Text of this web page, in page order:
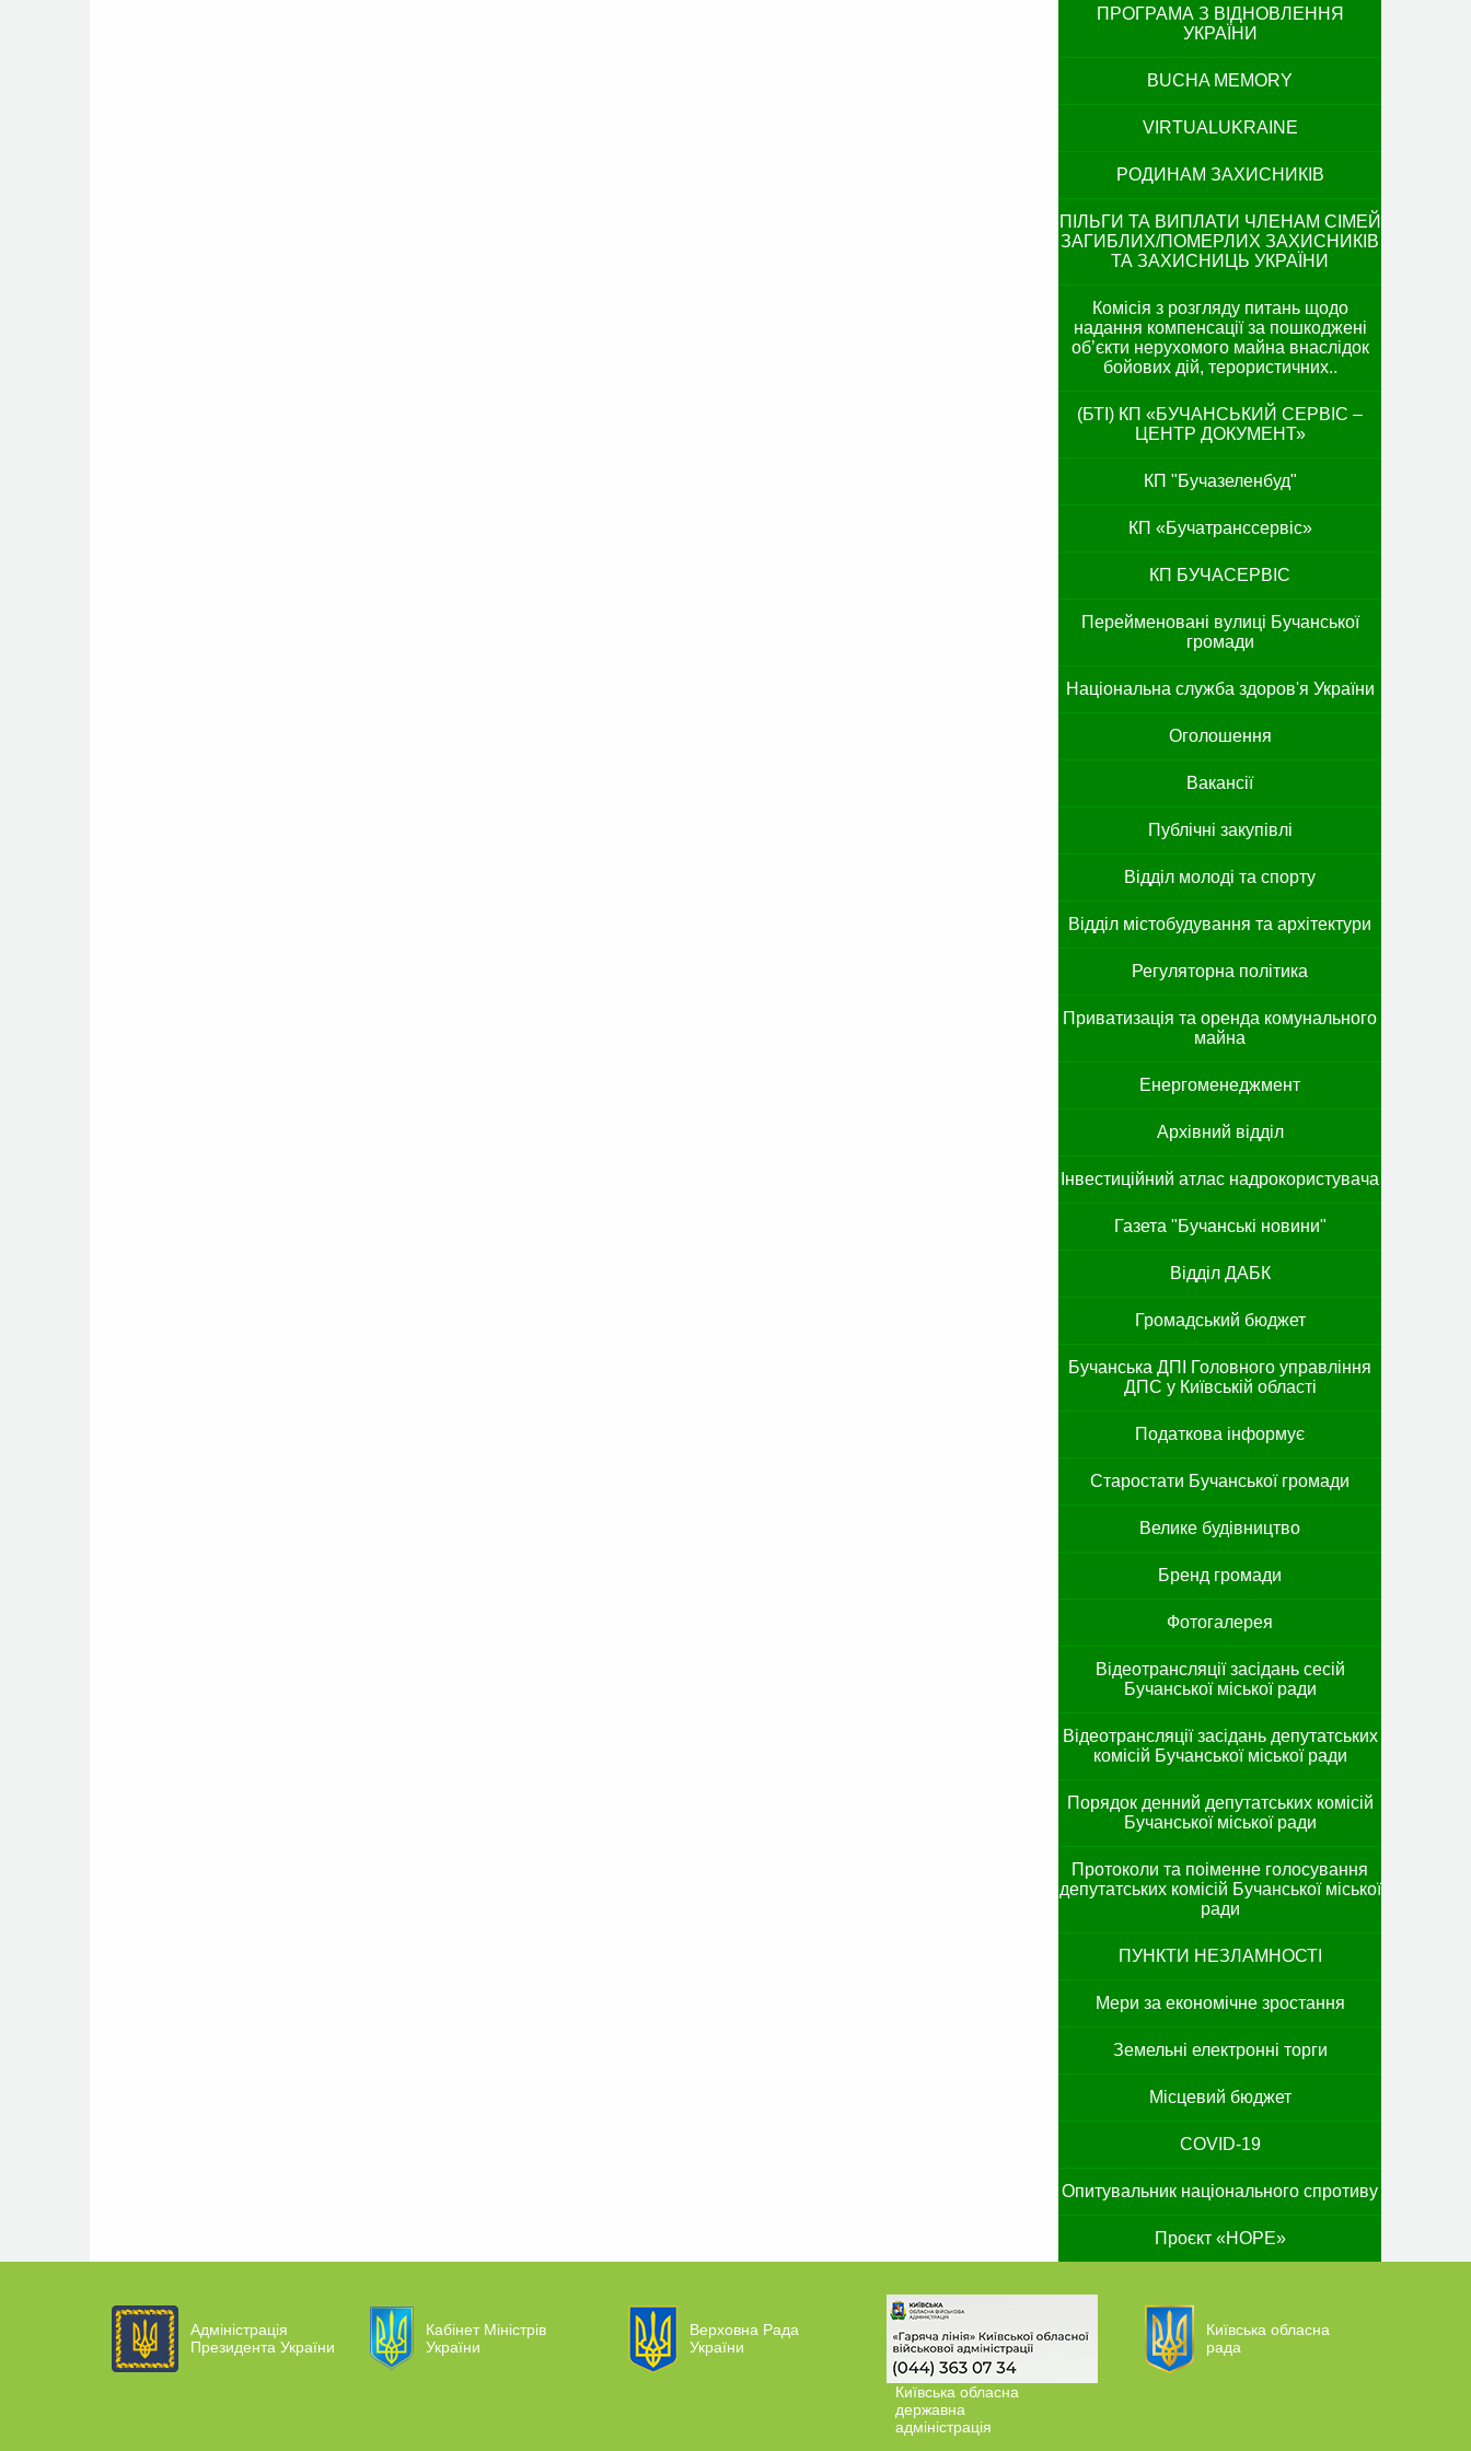
ПРОГРАМА З ВІДНОВЛЕННЯ
УКРАЇНИ
BUCHA MEMORY
VIRTUALUKRAINE
РОДИНАМ ЗАХИСНИКІВ
ПІЛЬГИ ТА ВИПЛАТИ ЧЛЕНАМ СІМЕЙ
ЗАГИБЛИХ/ПОМЕРЛИХ ЗАХИСНИКІВ
ТА ЗАХИСНИЦЬ УКРАЇНИ
Комісія з розгляду питань щодо
надання компенсації за пошкоджені
об’єкти нерухомого майна внаслідок
бойових дій, терористичних..
(БТІ) КП «БУЧАНСЬКИЙ СЕРВІС –
ЦЕНТР ДОКУМЕНТ»
КП "Бучазеленбуд"
КП «Бучатранссервіс»
КП БУЧАСЕРВІС
Перейменовані вулиці Бучанської
громади
Національна служба здоров'я України
Оголошення
Вакансії
Публічні закупівлі
Відділ молоді та спорту
Відділ містобудування та архітектури
Регуляторна політика
Приватизація та оренда комунального
майна
Енергоменеджмент
Архівний відділ
Інвестиційний атлас надрокористувача
Газета "Бучанські новини"
Відділ ДАБК
Громадський бюджет
Бучанська ДПІ Головного управління
ДПС у Київській області
Податкова інформує
Старостати Бучанської громади
Велике будівництво
Бренд громади
Фотогалерея
Відеотрансляції засідань сесій
Бучанської міської ради
Відеотрансляції засідань депутатських
комісій Бучанської міської ради
Порядок денний депутатських комісій
Бучанської міської ради
Протоколи та поіменне голосування
депутатських комісій Бучанської міської
ради
ПУНКТИ НЕЗЛАМНОСТІ
Мери за економічне зростання
Земельні електронні торги
Місцевий бюджет
COVID-19
Опитувальник національного спротиву
Проєкт «HOPE»
Адміністрація
Президента України
Кабінет Міністрів
України
Верховна Рада
України
Київська обласна
державна
адміністрація
Київська обласна
рада